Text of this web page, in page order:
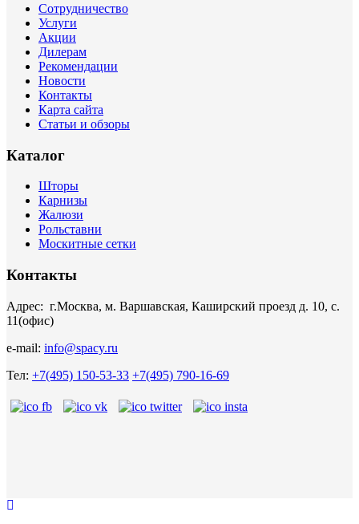
Сотрудничество
Услуги
Акции
Дилерам
Рекомендации
Новости
Контакты
Карта сайта
Статьи и обзоры
Каталог
Шторы
Карнизы
Жалюзи
Рольставни
Москитные сетки
Контакты
Адрес: г.Москва, м. Варшавская, Каширский проезд д. 10, с.
11(офис)
e-mail: info@spacy.ru
Тел: +7(495) 150-53-33 +7(495) 790-16-69